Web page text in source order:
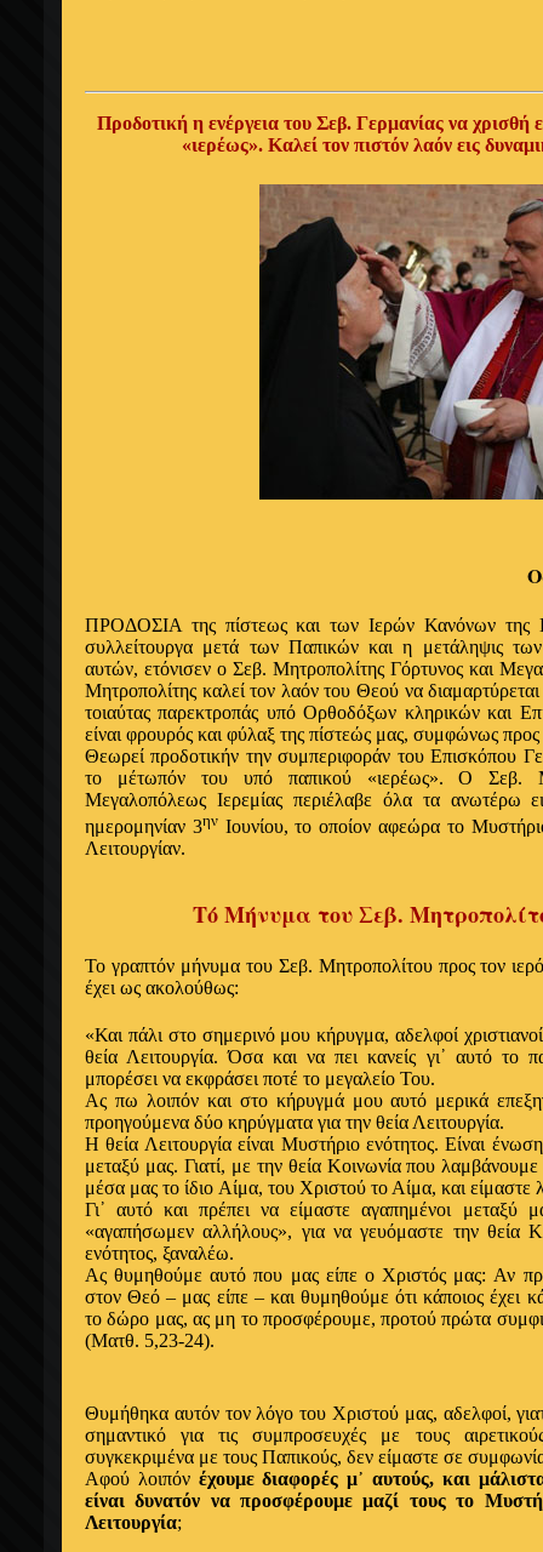
Προδοτική η ενέργεια του Σεβ. Γερμανίας να χρισθή
«ιερέως».Καλείτον πιστόν λαόν εις
ΠΡΟΔΟΣΙΑ της πίστεως και τωνΙερών Κανόνων της
συλλείτουργα μετά των Παπικών καιη μετάληψις
αυτών, ετόνισεν ο Σεβ. Μητροπολίτης Γόρτυνος και
Μητροπολίτης καλεί τον λαόντουΘεού να
τοιαύτας παρεκτροπάς υπό Ορθοδόξων κληρικών και
είναι φρουρός και φύλαξ της πίστεώς μας, συμφώνως
Θεωρεί προδοτικήν την συμπεριφοράν τουΕπισκόπου
το μέτωπόν του υπό παπικού «ιερέως».ΟΣεβ.
Μεγαλοπόλεως Ιερεμίας περιέλαβε όλα τα ανωτέρω
ημερομηνίαν 3ην Ιουνίου, τοοποίον αφεώρα το
Λειτουργίαν.
Τό Μήνυμα του Σεβ.
Το γραπτόν μήνυμα του Σεβ. Μητροπολίτου προς τον
έχει ως ακολούθως:
«Και πάλι στο σημερινό μου κήρυγμα,αδελφοί
θεία Λειτουργία.Όσακαι να πει κανείς γι᾽ αυτό το
μπορέσει να εκφράσει ποτέ το μεγαλείο Του.
Ας πω λοιπόν και στο κήρυγμά μου αυτό μερικά
προηγούμενα δύο κηρύγματα για την θεία Λειτουργία.
Ηθεία Λειτουργία είναι Μυστήριο ενότητος. Είναι
μεταξύ μας. Γιατί, με την θεία Κοινωνία που
μέσα μας το ίδιο Αίμα, του Χριστού το Αίμα, και είμαστε
Γι᾽αυτό και πρέπει να είμαστεαγαπημένοι μεταξύ
«αγαπήσωμεν αλλήλους», για να γευόμαστε την θεία
ενότητος, ξαναλέω.
Αςθυμηθούμε αυτό που μας είπε ο Χριστός μας: Αν
στονΘεό – μας είπε – και θυμηθούμεότικάποιοςέχει
το δώρο μας, ας μη το προσφέρουμε, προτούπρώτα
(Ματθ. 5,23-24).
Θυμήθηκα αυτόν τον λόγοτου Χριστού μας, αδελφοί,
σημαντικό για τις συμπροσευχές με τους
συγκεκριμένα με τους Παπικούς, δεν είμαστε σε
Αφού λοιπόν έχουμεδιαφορές μ᾽αυτούς, και
είναι δυνατόν ναπροσφέρουμε μαζί τους το
Λειτουργία;